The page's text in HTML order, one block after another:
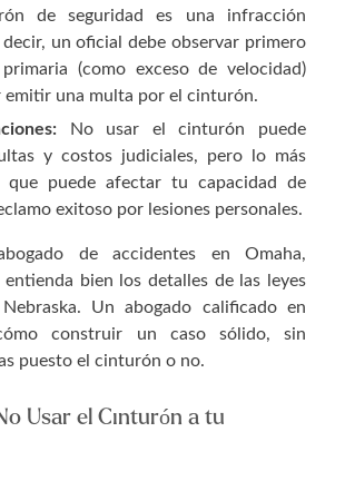
de seguridad es una infracción
decir, un oficial debe observar primero
(como exceso de velocidad)
emitir una multa por el cinturón.
No usar el cinturón puede
y costos judiciales, pero lo más
que puede afectar tu capacidad de
exitoso por lesiones personales.
de accidentes en Omaha,
entienda bien los detalles de las leyes
Un abogado calificado en
construir un caso sólido, sin
puesto el cinturón o no.
Usar el Cinturón a tu